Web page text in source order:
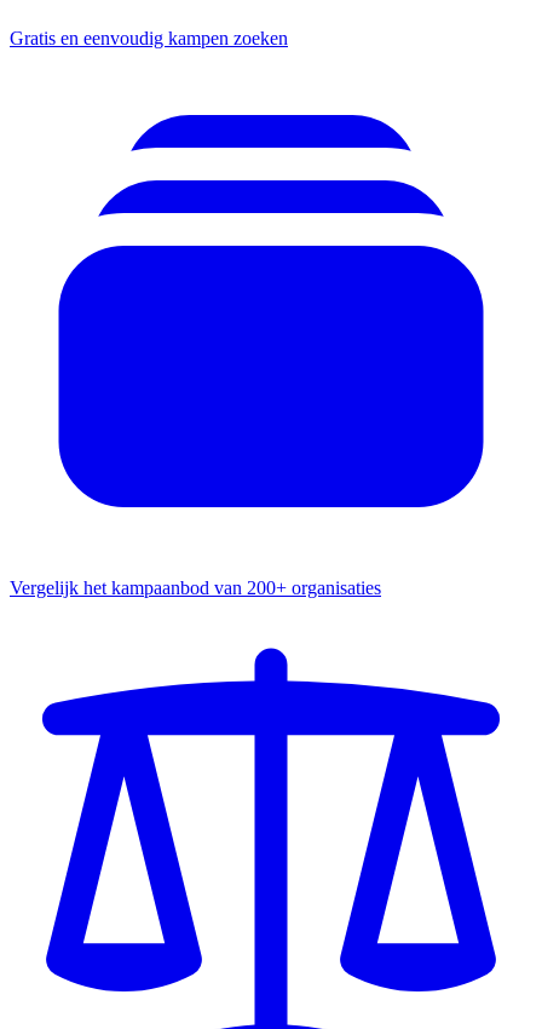
Gratis en eenvoudig kampen zoeken
Vergelijk het kampaanbod van 200+ organisaties